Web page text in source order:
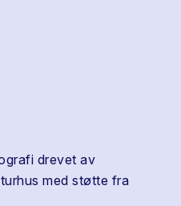
drevet av
med støtte fra